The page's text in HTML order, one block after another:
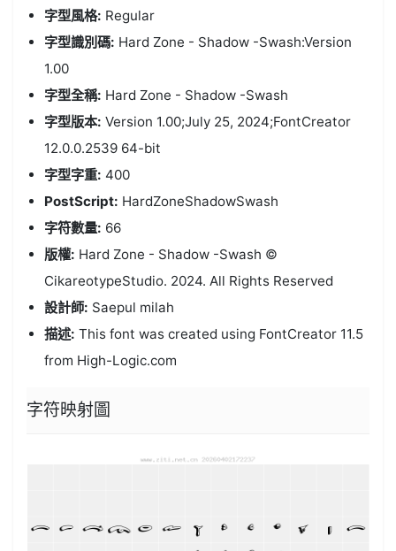
字型風格: Regular
字型識別碼: Hard Zone - Shadow -Swash:Version
1.00
字型全稱: Hard Zone - Shadow -Swash
字型版本: Version 1.00;July 25, 2024;FontCreator
12.0.0.2539 64-bit
字型字重: 400
PostScript: HardZoneShadowSwash
字符數量: 66
版權: Hard Zone - Shadow -Swash ©
CikareotypeStudio. 2024. All Rights Reserved
設計師: Saepul milah
描述: This font was created using FontCreator 11.5
from High-Logic.com
字符映射圖